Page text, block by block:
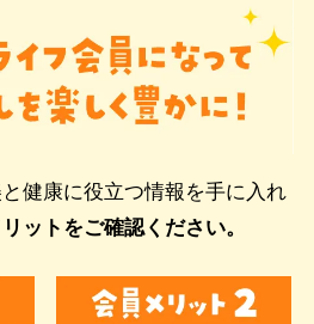
健康に役立つ情報を手に入れ
ットをご確認ください。